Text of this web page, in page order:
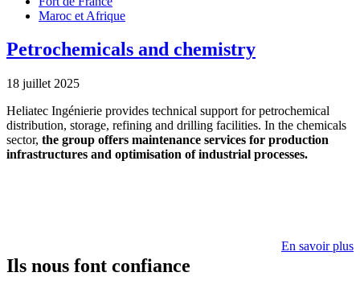
Maroc et Afrique
Petrochemicals and chemistry
18 juillet 2025
Heliatec Ingénierie provides technical support for petrochemical
distribution, storage, refining and drilling facilities. In the chemicals
sector, the group offers maintenance services for production
infrastructures and optimisation of industrial processes.
Ils nous font confiance
En savoir plus